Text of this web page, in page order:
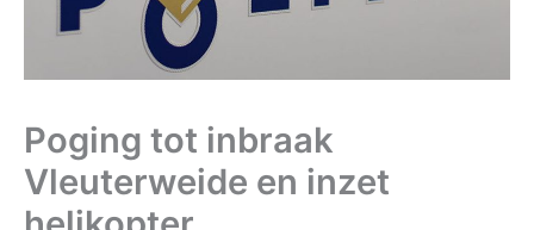
Poging tot inbraak
Vleuterweide en inzet